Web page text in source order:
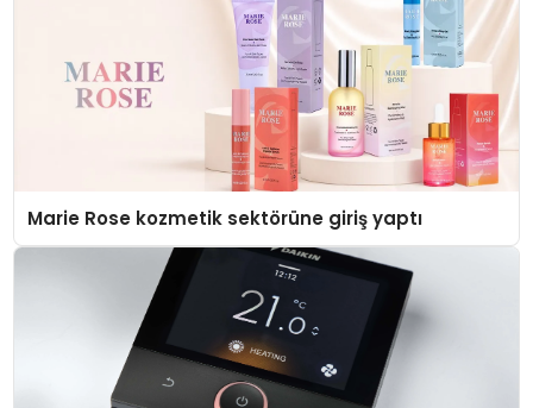
Marie Rose kozmetik sektörüne giriş yaptı